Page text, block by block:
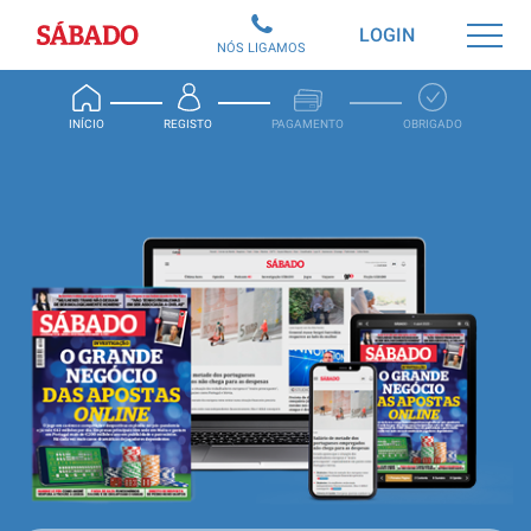
Sábado
INÍCIO REGISTO PAGAMENTO OBRIGADO
LOGIN
NÓS LIGAMOS